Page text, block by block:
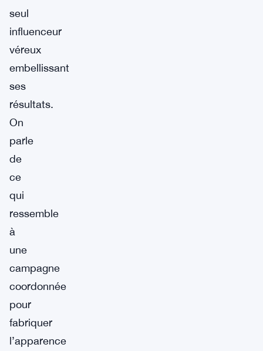
seul
influenceur
véreux
embellissant
ses
résultats.
On
parle
de
ce
qui
ressemble
à
une
campagne
coordonnée
pour
fabriquer
l’apparence